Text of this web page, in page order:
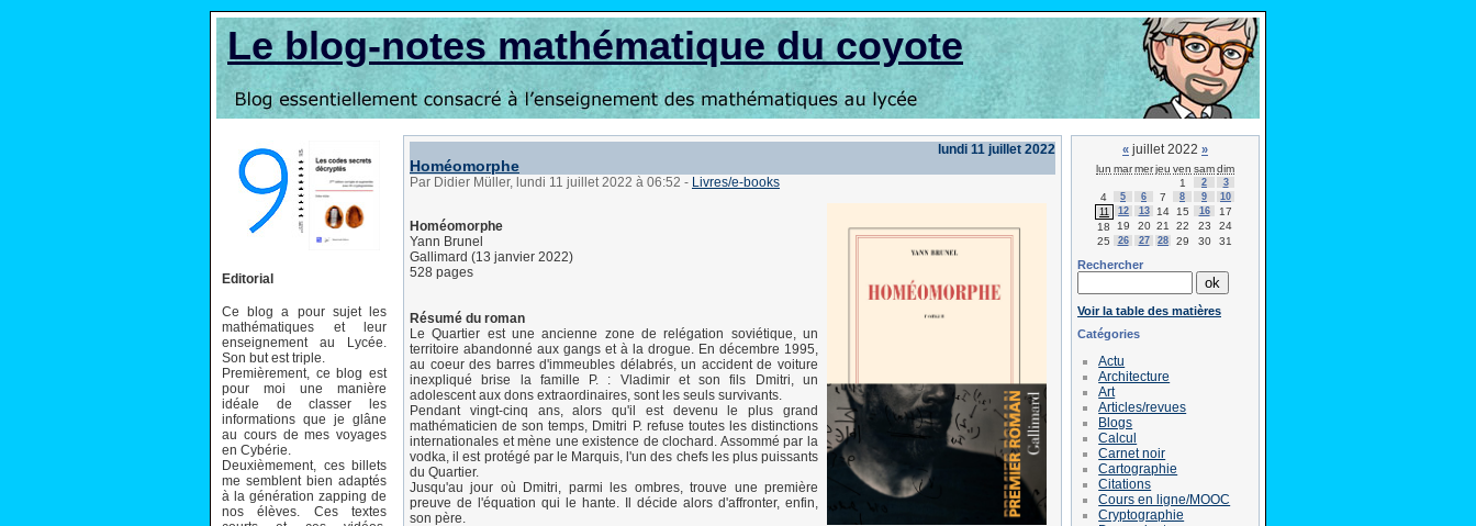
Le blog-notes mathématique du coyote
Editorial
Ce blog a pour sujet les
mathématiques et leur
enseignement au Lycée.
Son but est triple.
Premièrement, ce blog est
pour moi une manière
idéale de classer les
informations que je glâne
au cours de mes voyages
en Cybérie.
Deuxièmement, ces billets
me semblent bien adaptés
à la génération zapping de
nos élèves. Ces textes
lundi 11 juillet 2022
Homéomorphe
Par Didier Müller, lundi 11 juillet 2022 à 06:52 - Livres/e-books
Homéomorphe
Yann Brunel
Gallimard (13 janvier 2022)
528 pages
Résumé du roman
Le Quartier est une ancienne zone de relégation soviétique, un
territoire abandonné aux gangs et à la drogue. En décembre 1995,
au coeur des barres d'immeubles délabrés, un accident de voiture
inexpliqué brise la famille P. : Vladimir et son fils Dmitri, un
adolescent aux dons extraordinaires, sont les seuls survivants.
Pendant vingt-cinq ans, alors qu'il est devenu le plus grand
mathématicien de son temps, Dmitri P. refuse toutes les distinctions
internationales et mène une existence de clochard. Assommé par la
vodka, il est protégé par le Marquis, l'un des chefs les plus puissants
du Quartier.
Jusqu'au jour où Dmitri, parmi les ombres, trouve une première
preuve de l'équation qui le hante. Il décide alors d'affronter, enfin,
son père.
« juillet 2022 »
lun marmerjeu ven samdim
1
2 3
4 5 6 7 8 9
10
11
12 13 14 15 16
17
18
19 20 21 22 23
24
25
26 27 28 29 30 31
Rechercher
Voir la table des matières
Catégories
Actu
Architecture
Art
Articles/revues
Blogs
Calcul
Carnet noir
Cartographie
Citations
Cours en ligne/MOOC
Cryptographie